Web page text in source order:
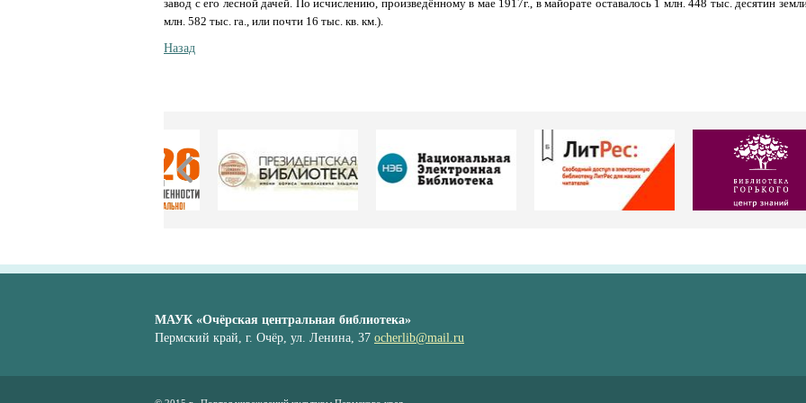
завод с его лесной дачей. По исчислению, произведённому в мае 1917г., в майорате оставалось 1 млн. 448 тыс. десятин
млн. 582 тыс. га., или почти 16 тыс. кв. км.).
Назад
МАУК «Очёрская центральная библиотека»
Пермский край, г. Очёр, ул. Ленина, 37 ocherlib@mail.ru